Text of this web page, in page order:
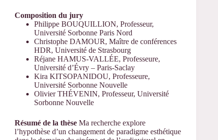
Composition du jury
Philippe BOUQUILLION, Professeur,
Université Sorbonne Paris Nord
Christophe DAMOUR, Maître de conférences
HDR, Université de Strasbourg
Réjane HAMUS-VALLÉE, Professeure,
Université d’Évry – Paris-Saclay
Kira KITSOPANIDOU, Professeure,
Université Sorbonne Nouvelle
Olivier THÉVENIN, Professeur, Université
Sorbonne Nouvelle
Résumé de la thèse Ma recherche explore
l’hypothèse d’un changement de paradigme esthétique